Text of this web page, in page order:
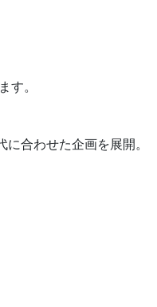
す。
合わせた企画を展開。